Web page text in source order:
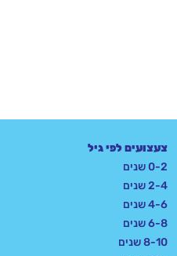
צעצועים לפי גיל
0-2 שנים
2-4 שנים
4-6 שנים
6-8 שנים
8-10 שנים